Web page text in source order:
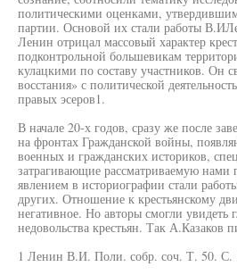
политическими оценками,
партии. Основой их стали работы
Ленин отрицал массовый характер
подконтрольной большевикам
кулацкими по составу участников. Он
восстания» с политической
правых эсеров1.
В начале 20-х годов, сразу же после
на фронтах Гражданской войны,
военных и гражданских историков,
затрагивающие рассматриваемую
явлением в историографии стали
других. Отношение к крестьянскому
негативное. Но авторы смогли
недовольства крестьян. Так А.Казаков
1 Ленин В.И. Поли. собр. соч. Т. 50. С.